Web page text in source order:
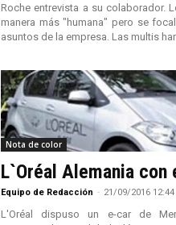
Roche entrevista a su colaborador.
manera más "humana" pero se
asuntos de la empresa. Las multis
Nota de color
L`Oréal Alemania con
Equipo de Redacción - 21/09/2016 12:44
L'Oréal dispuso un e-car de